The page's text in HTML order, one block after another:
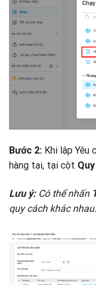
Bước 2: Khi lập Yêu
hàng tại, tại cột
Lưu ý:Có thể nhấn
quy cách khác nhau.